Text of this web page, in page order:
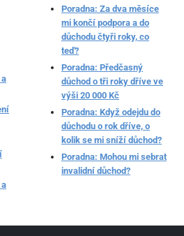
Poradna: Za dva měsíce
mi končí podpora a do
důchodu čtyři roky, co
teď?
Poradna: Předčasný
důchod o tři roky dříve ve
výši 20 000 Kč
Poradna: Když odejdu do
důchodu o rok dříve, o
kolik se mi sníží důchod?
Poradna: Mohou mi sebrat
invalidní důchod?